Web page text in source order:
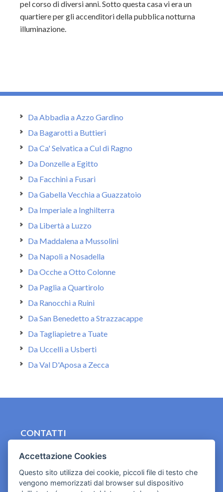
pel corso di diversi anni. Sotto questa casa vi era un
quartiere per gli accenditori della pubblica notturna
illuminazione.
Da Abbadia a Azzo Gardino
Da Bagarotti a Buttieri
Da Ca' Selvatica a Cul di Ragno
Da Donzelle a Egitto
Da Facchini a Fusari
Da Gabella Vecchia a Guazzatoio
Da Imperiale a Inghilterra
Da Libertà a Luzzo
Da Maddalena a Mussolini
Da Napoli a Nosadella
Da Ocche a Otto Colonne
Da Paglia a Quartirolo
Da Ranocchi a Ruini
Da San Benedetto a Strazzacappe
Da Tagliapietre a Tuate
Da Uccelli a Usberti
Da Val D'Aposa a Zecca
CONTATTI
Cookies e informativa privacy
Accettazione Cookies
Questo sito utilizza dei cookie, piccoli file di testo che
vengono memorizzati dal browser sul dispositivo